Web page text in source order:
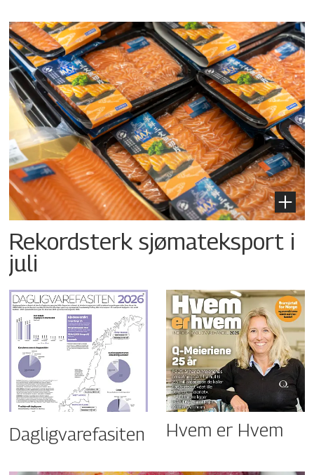
Rekordsterk sjømateksport i
juli
Dagligvarefasiten Hvem er Hvem